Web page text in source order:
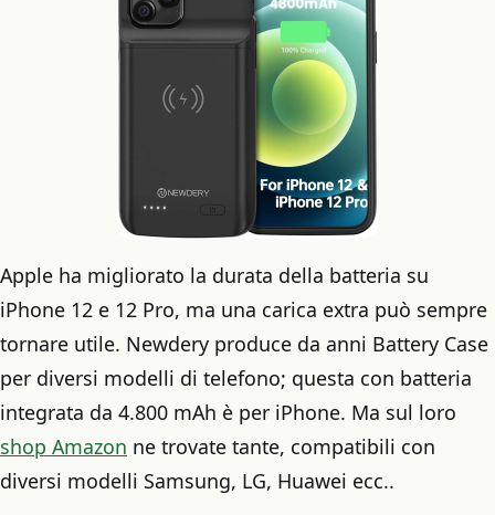
Apple ha migliorato la durata della batteria su
iPhone 12 e 12 Pro, ma una carica extra può sempre
tornare utile. Newdery produce da anni Battery Case
per diversi modelli di telefono; questa con batteria
integrata da 4.800 mAh è per iPhone. Ma sul loro
shop Amazon ne trovate tante, compatibili con
diversi modelli Samsung, LG, Huawei ecc..